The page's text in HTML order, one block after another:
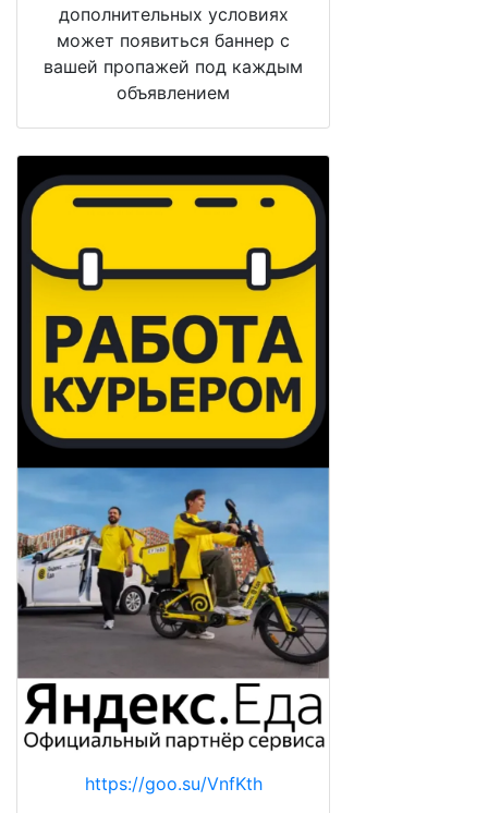
дополнительных условиях
может появиться баннер с
вашей пропажей под каждым
объявлением
https://goo.su/VnfKth